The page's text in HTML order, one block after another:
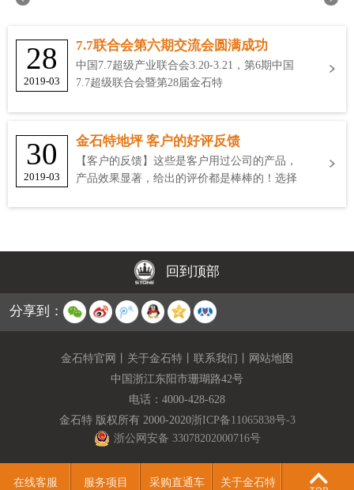
28
2019-03
7.7联合会第六期交流会圆满成功
中国7.7超级产业联合会3.20-3.21，第6期中国
7.7超级联合会暨第28届金石特
30
2019-03
金石特地坪 客户的好评反馈
【客户的反馈】这些是客户用过公司的产品，
产品效果显著，给出的评价都是棒棒的！选择
回到顶部
分享到：
金石特官网 关于金石特 联系我们
网站地图
中国浙江东阳市珊瑚路42号
电话： 4000-428-628
金石特 版权所有 2000-2020浙ICP备11065838号-3
浙公网安备 33078202000716号
在线客服 服务项目 采购直通车 关于金石特